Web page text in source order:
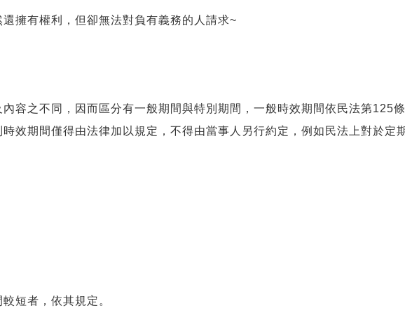
擁有權利，但卻無法對負有義務的人請求~
容之不同，因而區分有一般期間與特別期間，一般時效期間依民法第125
效期間僅得由法律加以規定，不得由當事人另行約定，例如民法上對於定
短者，依其規定。